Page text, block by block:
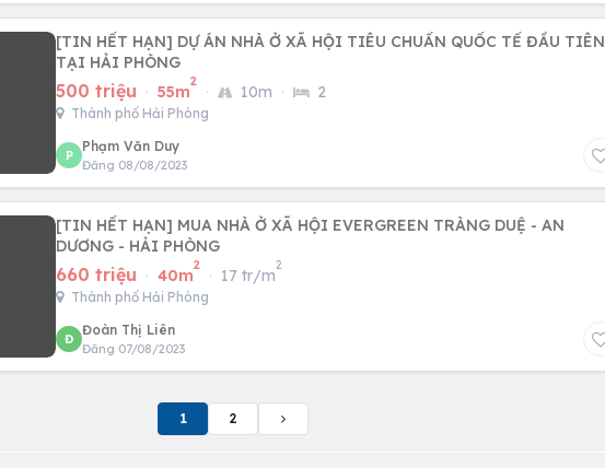
[TIN HẾT HẠN] DỰ ÁN NHÀ Ở XÃ HỘI TIÊU CHUẨN QUỐC TẾ ĐẦU TIÊN
TẠI HẢI PHÒNG
500 triệu · 55m
2
· 10m · 2
Thành phố Hải Phòng
P
Phạm Văn Duy
Đăng 08/08/2023
[TIN HẾT HẠN] MUA NHÀ Ở XÃ HỘI EVERGREEN TRÀNG DUỆ - AN
DƯƠNG - HẢI PHÒNG
660 triệu · 40m
2
· 17 tr/m
2
Thành phố Hải Phòng
Đ
Đoàn Thị Liên
Đăng 07/08/2023
1 2